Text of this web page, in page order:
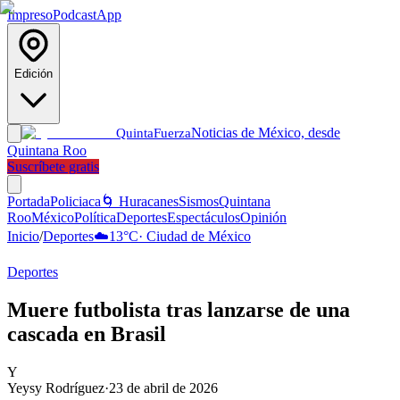
ImpresoPodcastApp
Edición
QuintaFuerzaNoticias de México, desde
Quintana Roo
Suscríbete gratis
PortadaPoliciaca 🌀 HuracanesSismosQuintana
RooMéxicoPolíticaDeportesEspectáculosOpinión
Inicio/Deportes☁️13°C· Ciudad de México
Deportes
Muere futbolista tras lanzarse de una
cascada en Brasil
Y
Yeysy Rodríguez·23 de abril de 2026